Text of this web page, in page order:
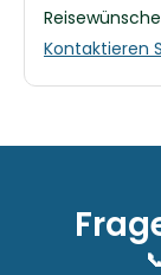
Kontaktieren